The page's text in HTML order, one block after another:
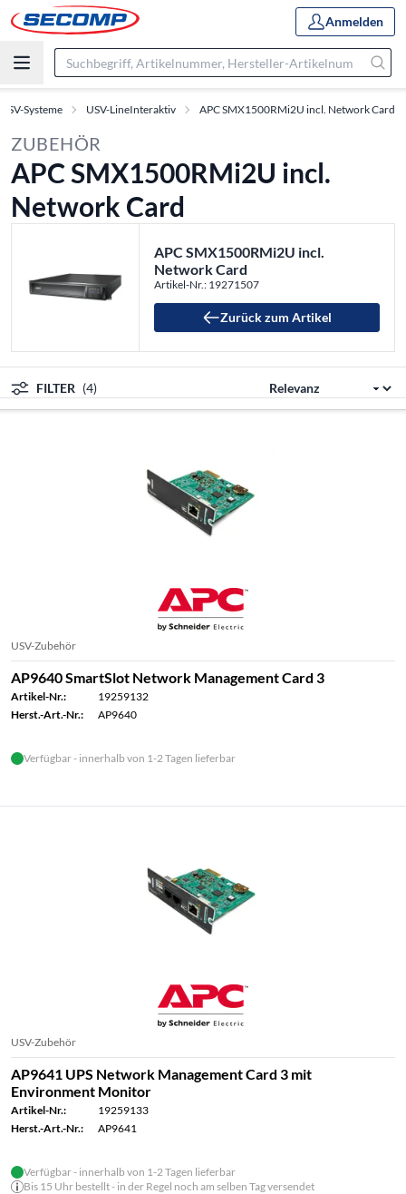
Anmelden
USV-Systeme USV-LineInteraktiv APC SMX1500RMi2U incl. Network Card
ZUBEHÖR
APC SMX1500RMi2U incl.
Network Card
APC SMX1500RMi2U incl.
Network Card
Artikel-Nr.: 19271507
Zurück zum Artikel
FILTER (4)
USV-Zubehör
AP9640 SmartSlot Network Management Card 3
Artikel-Nr.:
19259132
Herst.-Art.-Nr.:
AP9640
Verfügbar - innerhalb von 1-2 Tagen lieferbar
USV-Zubehör
AP9641 UPS Network Management Card 3 mit
Environment Monitor
Artikel-Nr.:
19259133
Herst.-Art.-Nr.:
AP9641
Verfügbar - innerhalb von 1-2 Tagen lieferbar
Bis 15 Uhr bestellt - in der Regel noch am selben Tag versendet